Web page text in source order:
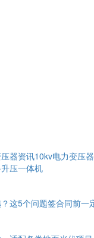
器资讯10kv电力变压
压一体机
这5个问题签合同前一